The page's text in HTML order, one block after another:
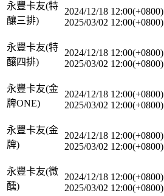
永豐卡友(特
釀三排)
2024/12/18 12:00(+0800)
2025/03/02 12:00(+0800)
永豐卡友(特
釀四排)
2024/12/18 12:00(+0800)
2025/03/02 12:00(+0800)
永豐卡友(金
牌ONE)
2024/12/18 12:00(+0800)
2025/03/02 12:00(+0800)
永豐卡友(金
牌)
2024/12/18 12:00(+0800)
2025/03/02 12:00(+0800)
永豐卡友(微
醺)
2024/12/18 12:00(+0800)
2025/03/02 12:00(+0800)